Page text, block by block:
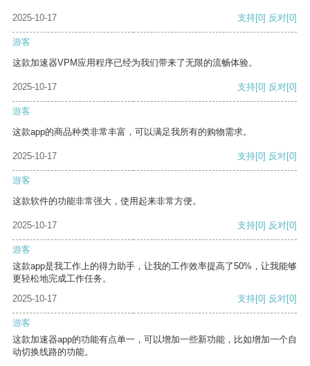
2025-10-17 支持[0] 反对[0]
游客
这款加速器VPM应用程序已经为我们带来了无限的流畅体验。
2025-10-17 支持[0] 反对[0]
游客
这款app的商品种类非常丰富，可以满足我所有的购物需求。
2025-10-17 支持[0] 反对[0]
游客
这款软件的功能非常强大，使用起来非常方便。
2025-10-17 支持[0] 反对[0]
游客
这款app是我工作上的得力助手，让我的工作效率提高了50%，让我能够
更轻松地完成工作任务。
2025-10-17
支持[0] 反对[0]
游客
这款加速器app的功能有点单一，可以增加一些新功能，比如增加一个自
动切换线路的功能。